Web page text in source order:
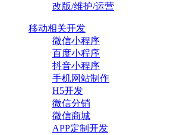
改版/维护/运营
移动相关开发
微信小程序
百度小程序
抖音小程序
手机网站制作
H5开发
微信分销
微信商城
APP定制开发